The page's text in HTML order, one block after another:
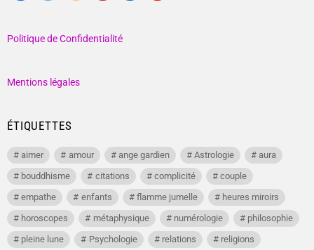
Politique de Confidentialité
Mentions légales
ÉTIQUETTES
aimer amour ange gardien Astrologie
aura
bouddhisme
citations complicité
couple
empathe
enfants flamme jumelle
heures miroirs
horoscopes
métaphysique numérologie
philosophie
pleine lune
Psychologie relations religions